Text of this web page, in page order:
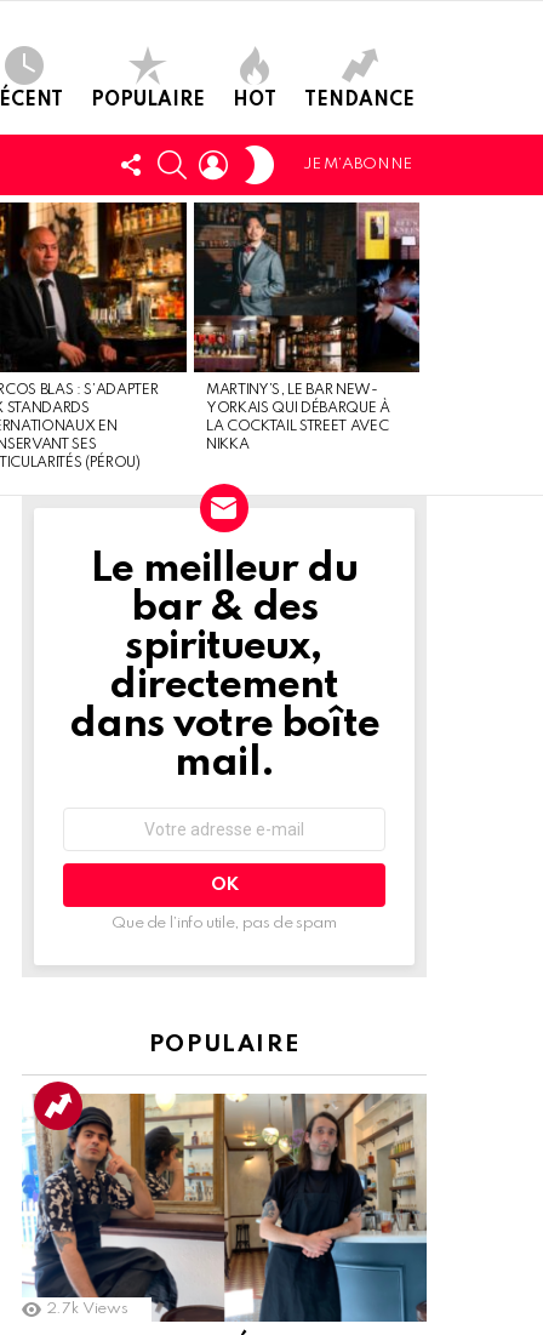
POPULAIRE HOT TENDANCE
SUIVEZ-
NOUS
CHERCHER
LOGIN
JE M’ABONNE
BLAS : S’ADAPTER
STANDARDS
EN
SES
(PÉROU)
MARTINY’S, LE BAR NEW-
YORKAIS QUI DÉBARQUE À
LA COCKTAIL STREET AVEC
NIKKA
NEWSLETTER
Le meilleur du
bar & des
spiritueux,
directement
dans votre boîte
mail.
mail
Que de l’info utile, pas de spam
POPULAIRE
2.7k Views